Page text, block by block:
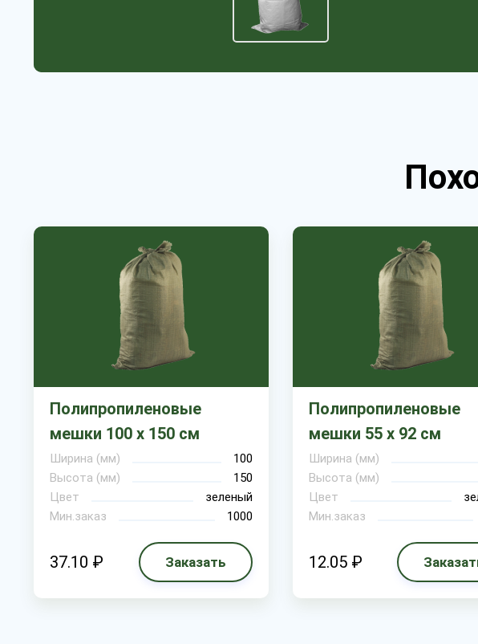
Полипропиленовые
мешки 100 х 150 см
Ширина (мм)
100
Высота (мм)
150
Цвет
зеленый
Мин.заказ
1000
37.10 ₽ Заказать
Полипропиленовые
мешки 55 х 92 см
Ширина (мм)
Высота (мм)
Цвет
Мин.заказ
12.05 ₽